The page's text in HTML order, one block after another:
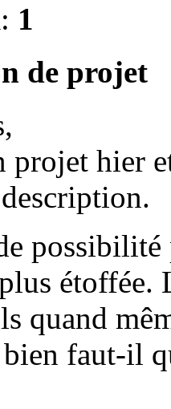
1
de projet
projet hier
étoffée.
quand
faut-il